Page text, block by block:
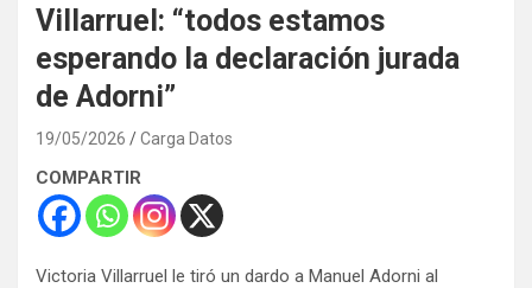
Villarruel: “todos estamos
esperando la declaración jurada
de Adorni”
19/05/2026 Carga Datos
COMPARTIR
Victoria Villarruel le tiró un dardo a Manuel Adorni al